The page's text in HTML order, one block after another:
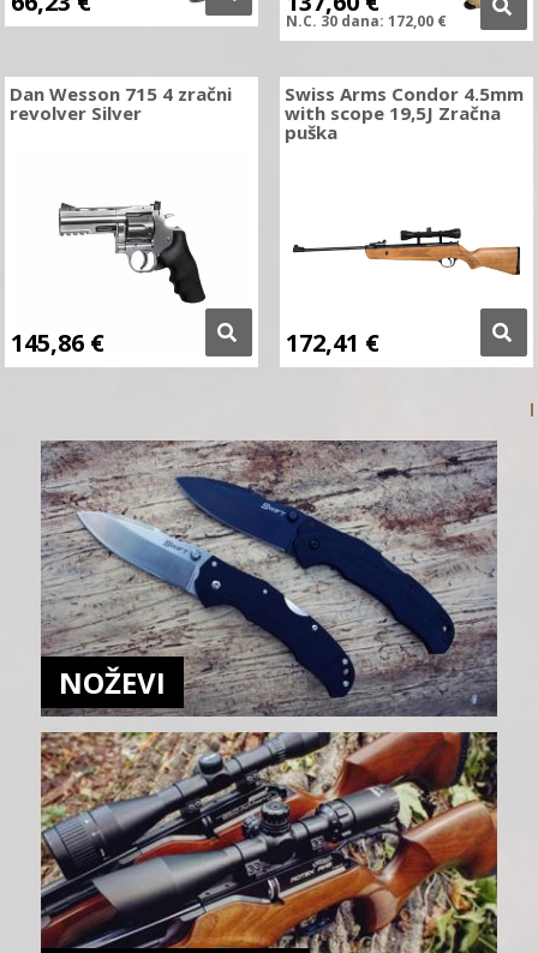
N.C. 30 dana: 172,00 €
Dan Wesson 715 4 zračni
revolver Silver
145,86 €
Swiss Arms Condor 4.5mm
with scope 19,5J Zračna
puška
172,41 €
NOŽEVI